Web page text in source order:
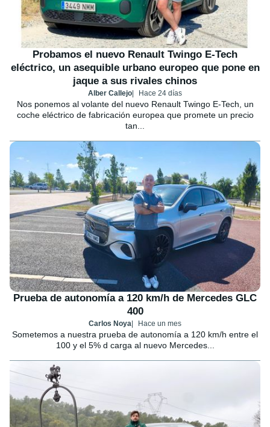
Probamos el nuevo Renault Twingo E-Tech
eléctrico, un asequible urbano europeo que pone en
jaque a sus rivales chinos
Alber Callejo Hace 24 días
Nos ponemos al volante del nuevo Renault Twingo E-Tech, un
coche eléctrico de fabricación europea que promete un precio
tan...
Prueba de autonomía a 120 km/h de Mercedes GLC
400
Carlos Noya Hace un mes
Sometemos a nuestra prueba de autonomía a 120 km/h entre el
100 y el 5% d carga al nuevo Mercedes...